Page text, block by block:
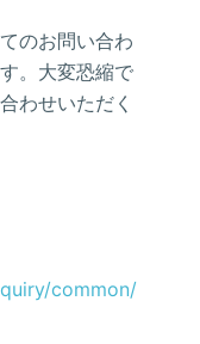
のお問い合わ
。大変恐縮で
わせいただく
common/